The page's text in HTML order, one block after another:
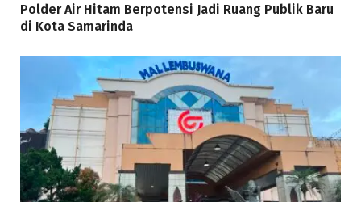
Polder Air Hitam Berpotensi Jadi Ruang Publik Baru
di Kota Samarinda